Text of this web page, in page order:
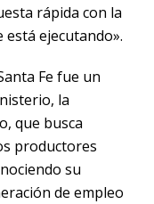
rápida con la
está ejecutando».
Fe fue un
la
que busca
productores
su
de empleo